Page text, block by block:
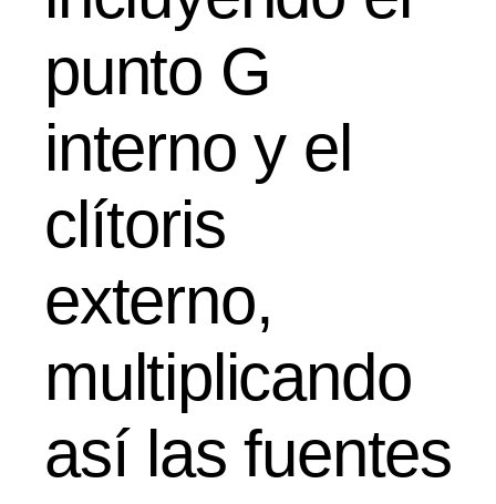
punto G
interno y el
clítoris
externo,
multiplicando
así las fuentes